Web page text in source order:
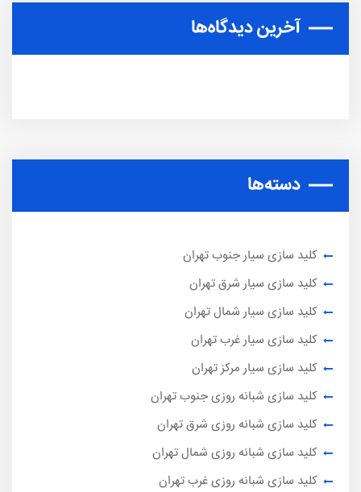
آخرین دیدگاه‌ها
دسته‌ها
کلید سازی سیار جنوب تهران
کلید سازی سیار شرق تهران
کلید سازی سیار شمال تهران
کلید سازی سیار غرب تهران
کلید سازی سیار مرکز تهران
کلید سازی شبانه روزی جنوب تهران
کلید سازی شبانه روزی شرق تهران
کلید سازی شبانه روزی شمال تهران
کلید سازی شبانه روزی غرب تهران